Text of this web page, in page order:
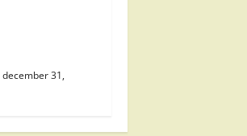
december 31,